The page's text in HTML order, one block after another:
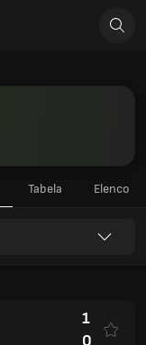
Tabela Elenco
1
0